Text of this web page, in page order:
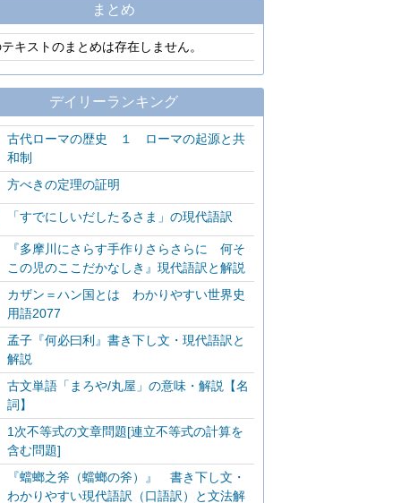
まとめ
テキストのまとめは存在しません。
デイリーランキング
古代ローマの歴史 １ ローマの起源と共
和制
方べきの定理の証明
「すでにしいだしたるさま」の現代語訳
『多摩川にさらす手作りさらさらに 何そ
この児のここだかなしき』現代語訳と解説
カザン＝ハン国とは わかりやすい世界史
用語2077
孟子『何必曰利』書き下し文・現代語訳と
解説
古文単語「まろや/丸屋」の意味・解説【名
詞】
1次不等式の文章問題[連立不等式の計算を
含む問題]
『蟷螂之斧（蟷螂の斧）』 書き下し文・
わかりやすい現代語訳（口語訳）と文法解